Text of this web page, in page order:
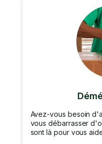
Avez-vous besoin
vous débarrasser
sont là pour vous